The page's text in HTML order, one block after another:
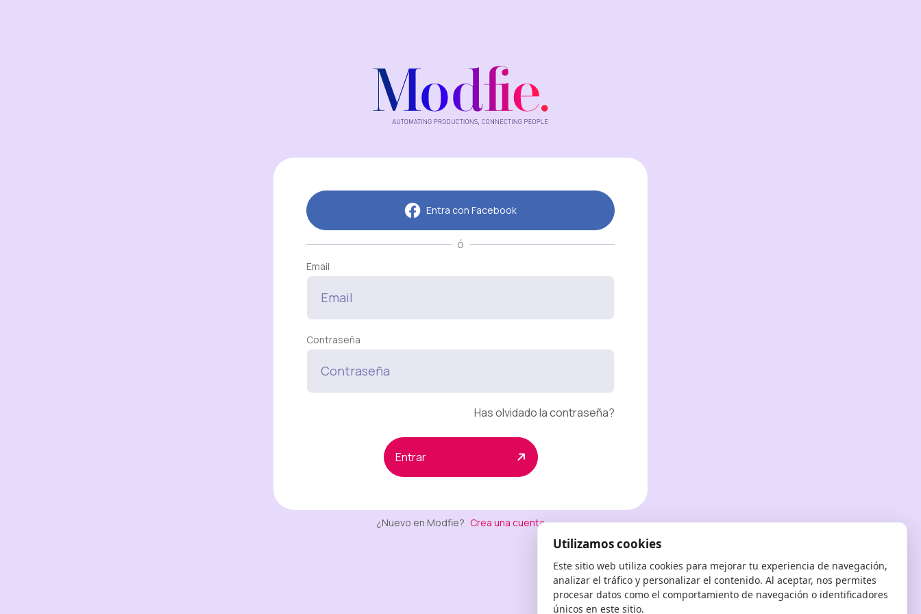
Entra con Facebook
ó
Email
Contraseña
Has olvidado la contraseña?
Entrar
¿Nuevo en Modfie? Crea una cuenta
Utilizamos cookies
Este sitio web utiliza cookies para mejorar tu experiencia de navegación,
analizar el tráfico y personalizar el contenido. Al aceptar, nos permites
procesar datos como el comportamiento de navegación o identificadores
únicos en este sitio.